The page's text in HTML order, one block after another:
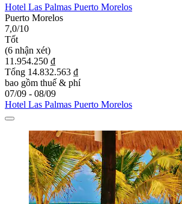
Hotel Las Palmas Puerto Morelos
Puerto Morelos
7,0/10
Tốt
(6 nhận xét)
11.954.250 ₫
Tổng 14.832.563 ₫
bao gồm thuế & phí
07/09 - 08/09
Hotel Las Palmas Puerto Morelos